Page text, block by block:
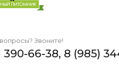
Звоните!
390-66-38, 8 (985)